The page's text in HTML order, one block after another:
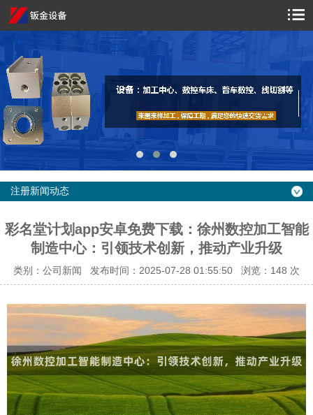
注册新闻动态
彩名堂计划app安卓免费下载：徐州数控加工智能
制造中心：引领技术创新，推动产业升级
类别：公司新闻 发布时间：2025-07-28 01:55:50 浏览： 148 次